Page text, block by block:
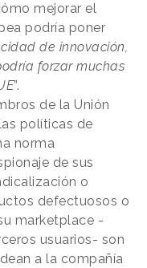
mejorar el
podría poner
de innovación,
forzar muchas
”.
de la Unión
políticas de
norma
de sus
o
defectuosos o
marketplace -
usuarios- son
a la compañía